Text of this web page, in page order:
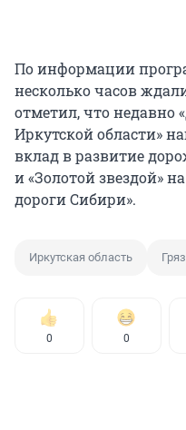
По информации
несколько часов
отметил, что недавно
Иркутской области»
вклад в развитие
и «Золотой звездой»
дороги Сибири».
Иркутская область
0 0